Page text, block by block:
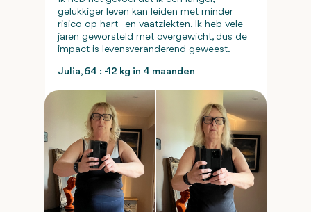
gelukkiger leven kan leiden met minder
risico op hart- en vaatziekten. Ik heb vele
jaren geworsteld met overgewicht, dus de
impact is levensveranderend geweest.
Julia, 64 : -12 kg in 4 maanden